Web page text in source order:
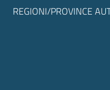
REGIONI/PROVINCE